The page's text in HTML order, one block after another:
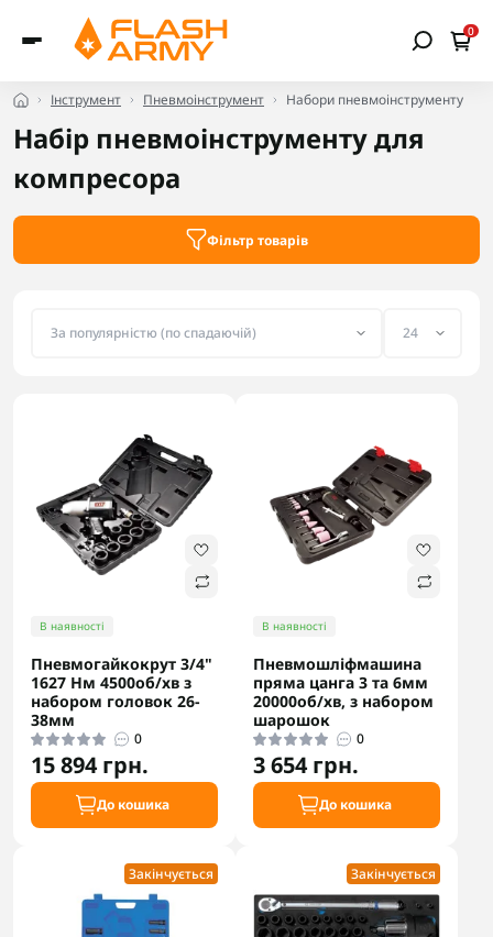
0
Інструмент Пневмоінструмент Набори пневмоінструменту
Набір пневмоінструменту для
компресора
Фільтр товарів
В наявності
Пневмогайкокрут 3/4"
1627 Нм 4500об/хв з
набором головок 26-
38мм
0
15 894 грн.
До кошика
В наявності
Пневмошліфмашина
пряма цанга 3 та 6мм
20000об/хв, з набором
шарошок
0
3 654 грн.
До кошика
Закінчується Закінчується